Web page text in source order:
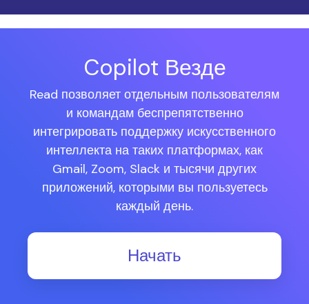
Copilot Везде
Read позволяет отдельным пользователям
и командам беспрепятственно
интегрировать поддержку искусственного
интеллекта на таких платформах, как
Gmail, Zoom, Slack и тысячи других
приложений, которыми вы пользуетесь
каждый день.
Начать